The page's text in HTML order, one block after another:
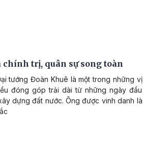
trị, quân sự song toàn
tướng Đoàn Khuê là một trong những vị
đóng góp trải dài từ những ngày đầu
dựng đất nước. Ông được vinh danh là